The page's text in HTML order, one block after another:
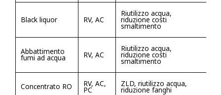
Black liquor RV, AC
Riutilizzo acqua,
riduzione costi
smaltimento
Abbattimento
fumi ad acqua RV, AC
Riutilizzo acqua,
riduzione costi
smaltimento
Concentrato RO RV, AC,
PC
ZLD, riutilizzo acqua,
riduzione fanghi